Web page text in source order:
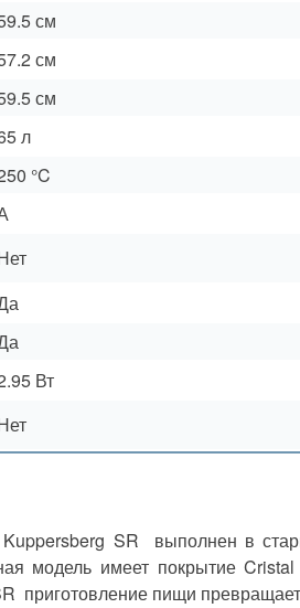
см
см
см
л
°C
Вт
SR выполнен в
модель имеет покрытие
приготовление пищи